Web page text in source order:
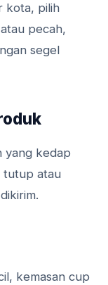
kota, pilih
pecah,
segel
yang kedap
tutup atau
kemasan cup